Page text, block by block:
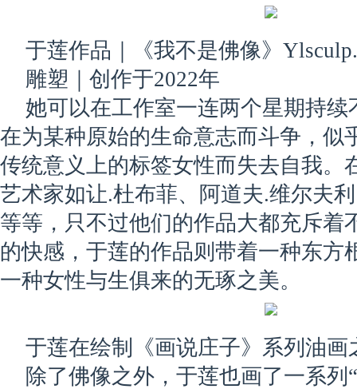
于莲作品｜《我不是佛像》
雕塑｜创作于2022年
她可以在工作室一连两个星期持
在为某种原始的生命意志而斗争，似
传统意义上的标签女性而失去自我。
艺术家如让.杜布菲、阿道夫.维尔夫
等等，只不过他们的作品大都充斥着
的快感，于莲的作品则带着一种东方
一种女性与生俱来的无琢之美。
于莲在绘制《画说庄子》系列油画
除了佛像之外，于莲也画了一系列